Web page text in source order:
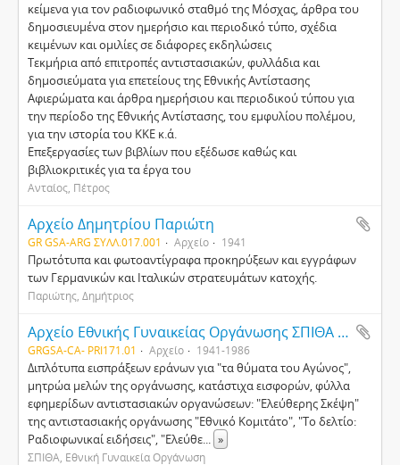
κείµενα για τον ραδιοφωνικό σταθµό της Μόσχας, άρθρα του
δηµοσιευµένα στον ηµερήσιο και περιοδικό τύπο, σχέδια
κειµένων και οµιλίες σε διάφορες εκδηλώσεις
Τεκµήρια από επιτροπές αντιστασιακών, φυλλάδια και
δηµοσιεύµατα για επετείους της Εθνικής Αντίστασης
Αφιερώµατα και άρθρα ηµερήσιου και περιοδικού τύπου για
την περίοδο της Εθνικής Αντίστασης, του εµφυλίου πολέµου,
για την ιστορία του ΚΚΕ κ.ά.
Επεξεργασίες των βιβλίων που εξέδωσε καθώς και
βιβλιοκριτικές για τα έργα του
Ανταίος, Πέτρος
Αρχείο Δημητρίου Παριώτη
GR GSA-ARG ΣΥΛΛ.017.001 Αρχείο 1941
Πρωτότυπα και φωτοαντίγραφα προκηρύξεων και εγγράφων
των Γερμανικών και Ιταλικών στρατευμάτων κατοχής.
Παριώτης, Δημήτριος
Αρχείο Εθνικής Γυναικείας Οργάνωσης ΣΠΙΘΑ (Κ61γ)
GRGSA-CA- PRI171.01 Αρχείο 1941-1986
Διπλότυπα εισπράξεων εράνων για "τα θύματα του Αγώνος",
μητρώα μελών της οργάνωσης, κατάστιχα εισφορών, φύλλα
εφημερίδων αντιστασιακών οργανώσεων: "Ελεύθερης Σκέψη"
της αντιστασιακής οργάνωσης "Εθνικό Κομιτάτο", "Το δελτίο:
Ραδιοφωνικαί ειδήσεις", "Ελεύθε... »
ΣΠΙΘΑ, Εθνική Γυναικεία Οργάνωση